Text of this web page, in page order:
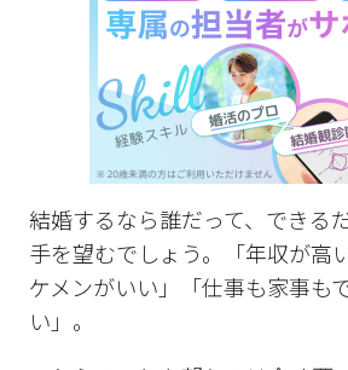
結婚するなら誰だって、できる
手を望むでしょう。「年収が高
ケメンがいい」「仕事も家事も
い」。